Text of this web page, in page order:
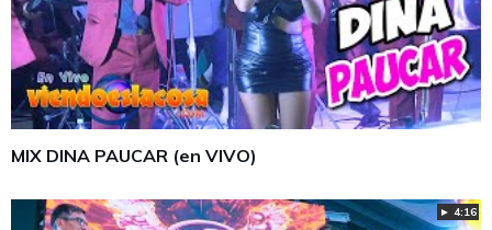
MIX DINA PAUCAR (en VIVO)
► 4:16